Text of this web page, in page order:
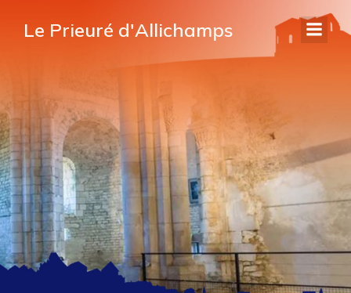
Le Prieuré d'Allichamps